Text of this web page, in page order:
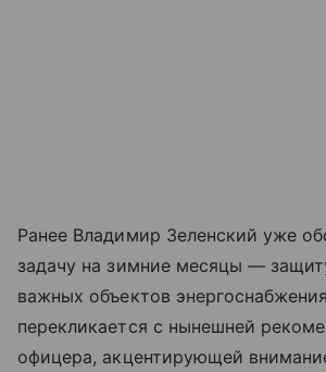
Ранее Владимир Зеленский уже
задачу на зимние месяцы —
важных объектов
перекликается с нынешней
офицера, акцентирующей